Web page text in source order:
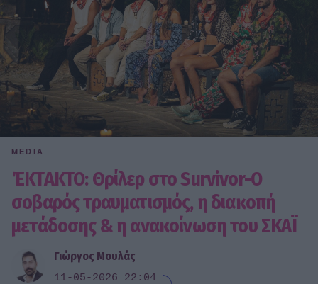
MEDIA
ΈΚΤΑΚΤΟ: Θρίλερ στο Survivor-Ο
σοβαρός τραυματισμός, η διακοπή
μετάδοσης & η ανακοίνωση του ΣΚΑΪ
Γιώργος Μουλάς
11-05-2026 22:04